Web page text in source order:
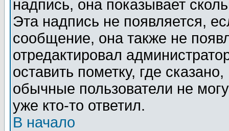
надпись, она показывает
Эта надпись не появляется,
сообщение, она также не
отредактировал
оставить пометку, где
обычные пользователи не
уже кто-то ответил.
В начало